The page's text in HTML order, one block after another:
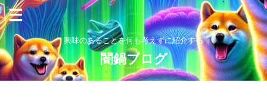
興味のあることを何も考えずに紹介する
闇鍋ブログ